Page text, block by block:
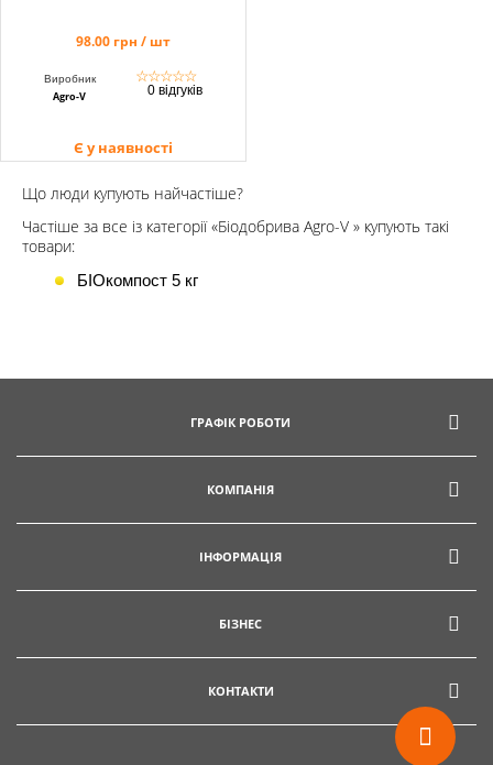
0 800 203
Безкоштовно
по Україні
+38 (096) 733
733 0
+38 (066) 733
733 0
+38 (093) 733
733 0
98.00 грн / шт
Виробник
Agro-V
☆☆☆☆☆
0 відгуків
Є у наявності
Що люди купують найчастіше?
Частіше за все із категорії «Біодобрива Agro-V » купують такі
товари:
БІОкомпост 5 кг
ГРАФІК РОБОТИ
КОМПАНІЯ
ІНФОРМАЦІЯ
БІЗНЕС
КОНТАКТИ